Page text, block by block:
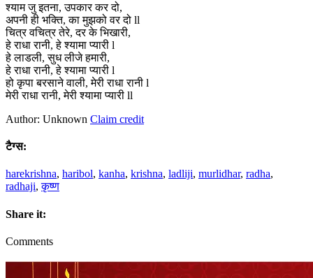
श्याम जु इतना, उपकार कर दो,
अपनी ही भक्ति, का मुझको वर दो ll
चित्र वचित्र तेरे, दर के भिखारी,
हे राधा रानी, हे श्यामा प्यारी l
हे लाडली, सुध लीजे हमारी,
हे राधा रानी, हे श्यामा प्यारी l
हो कृपा बरसाने वाली, मेरी राधा रानी l
मेरी राधा रानी, मेरी श्यामा प्यारी ll
Author: Unknown Claim credit
टैग्स:
harekrishna, haribol, kanha, krishna, ladliji, murlidhar, radha,
radhaji,कृष्ण
Share it:
Comments